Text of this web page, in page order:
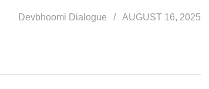
Devbhoomi Dialogue AUGUST 16, 2025